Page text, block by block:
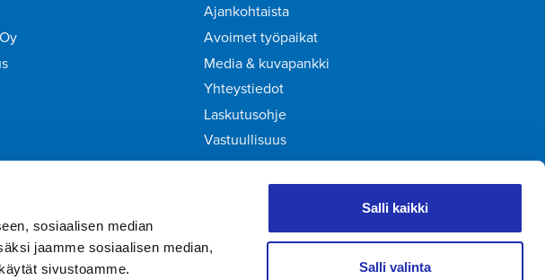
sosiaalisen median
jaamme sosiaalisen median,
sivustoamme.
Salli kaikki
Salli valinta
Ajankohtaista
Avoimet työpaikat
Media & kuvapankki
Yhteystiedot
Laskutusohje
Vastuullisuus